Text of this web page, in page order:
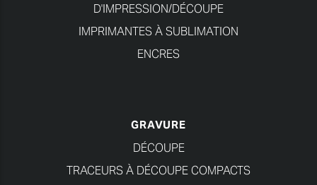
D'IMPRESSION/DÉCOUPE
IMPRIMANTES À SUBLIMATION
ENCRES
GRAVURE
DÉCOUPE
TRACEURS À DÉCOUPE COMPACTS